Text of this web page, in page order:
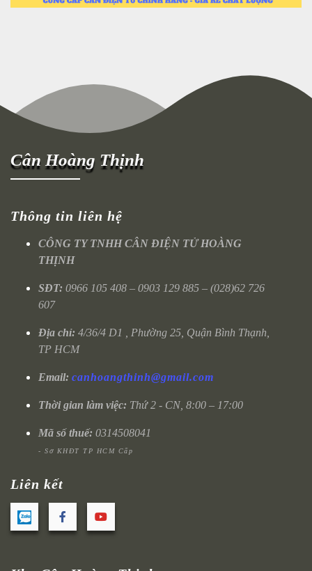
Cân Hoàng Thịnh
Thông tin liên hệ
CÔNG TY TNHH CÂN ĐIỆN TỬ HOÀNG
THỊNH
SĐT: 0966 105 408 – 0903 129 885 – (028)62 726
607
Địa chỉ: 4/36/4 D1 , Phường 25, Quận Bình Thạnh,
TP HCM
Email: canhoangthinh@gmail.com
Thời gian làm việc: Thứ 2 - CN, 8:00 – 17:00
Mã số thuế: 0314508041
- Sở KHĐT TP HCM Cấp
Liên kết